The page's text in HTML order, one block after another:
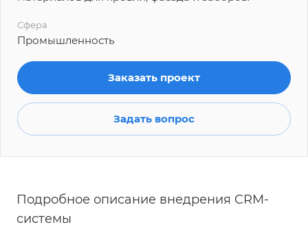
Сфера
Промышленность
Заказать проект
Задать вопрос
Подробное описание внедрения CRM-
системы